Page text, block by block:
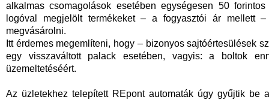
alkalmas csomagolások esetében egységesen 50
logóval megjelölt termékeket – a fogyasztói ár mellett
megvásárolni.
Itt érdemes megemlíteni, hogy – bizonyos sajtóértesülések
egy visszaváltott palack esetében, vagyis: a boltok
üzemeltetéséért.
Az üzletekhez telepített REpont automaták úgy gyűjtik be